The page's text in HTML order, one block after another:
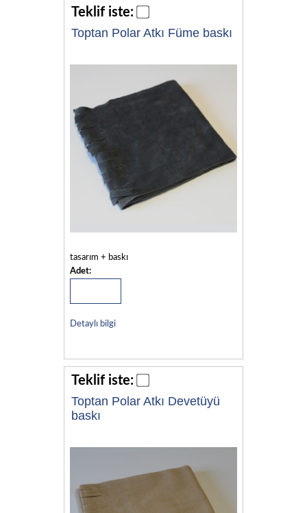
Teklif iste:
Toptan Polar Atkı Füme baskı
tasarım + baskı
Adet:
Detaylı bilgi
Teklif iste:
Toptan Polar Atkı Devetüyü
baskı